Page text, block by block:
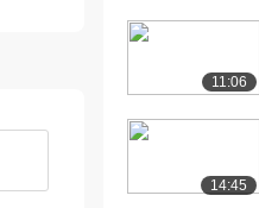
见性（下）
[9] 03_JMM内存
见性（上）
[10] 03_JMM内
11:06
14:45